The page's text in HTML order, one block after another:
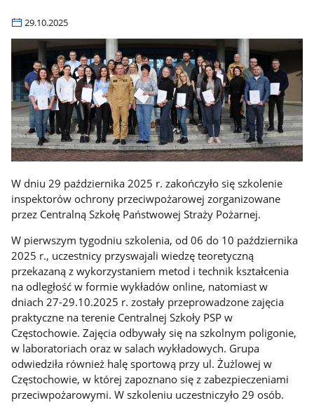
29.10.2025
W dniu 29 października 2025 r. zakończyło się szkolenie
inspektorów ochrony przeciwpożarowej zorganizowane
przez Centralną Szkołę Państwowej Straży Pożarnej.
W pierwszym tygodniu szkolenia, od 06 do 10 października
2025 r., uczestnicy przyswajali wiedzę teoretyczną
przekazaną z wykorzystaniem metod i technik kształcenia
na odległość w formie wykładów online, natomiast w
dniach 27-29.10.2025 r. zostały przeprowadzone zajęcia
praktyczne na terenie Centralnej Szkoły PSP w
Częstochowie. Zajęcia odbywały się na szkolnym poligonie,
w laboratoriach oraz w salach wykładowych. Grupa
odwiedziła również halę sportową przy ul. Żużlowej w
Częstochowie, w której zapoznano się z zabezpieczeniami
przeciwpożarowymi. W szkoleniu uczestniczyło 29 osób.